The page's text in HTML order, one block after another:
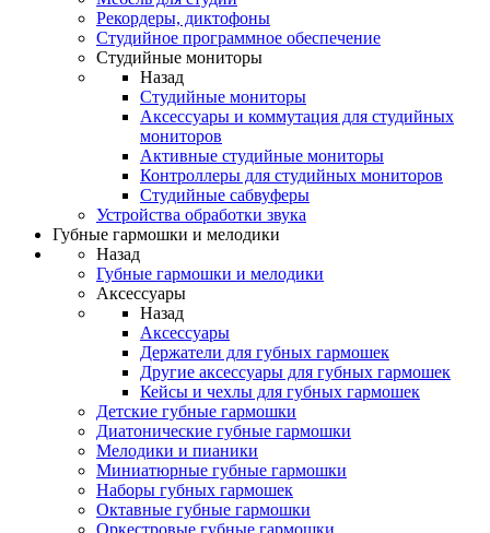
Рекордеры, диктофоны
Студийное программное обеспечение
Студийные мониторы
Назад
Студийные мониторы
Аксессуары и коммутация для студийных
мониторов
Активные студийные мониторы
Контроллеры для студийных мониторов
Студийные сабвуферы
Устройства обработки звука
Губные гармошки и мелодики
Назад
Губные гармошки и мелодики
Аксессуары
Назад
Аксессуары
Держатели для губных гармошек
Другие аксессуары для губных гармошек
Кейсы и чехлы для губных гармошек
Детские губные гармошки
Диатонические губные гармошки
Мелодики и пианики
Миниатюрные губные гармошки
Наборы губных гармошек
Октавные губные гармошки
Оркестровые губные гармошки